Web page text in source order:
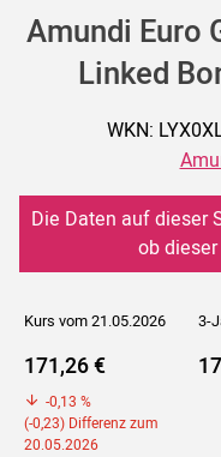
Amundi Euro
Linked
WKN:
Die Daten auf dieser
ob
Kurs vom 21.05.2026 3-
171,26 €
-0,13 %
(-0,23) Differenz zum
20.05.2026